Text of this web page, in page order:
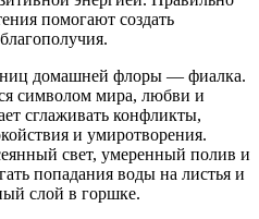
помогают создать
домашней флоры — фиалка.
символом мира, любви и
сглаживать конфликты,
и умиротворения.
свет, умеренный полив и
попадания воды на листья и
слой в горшке.